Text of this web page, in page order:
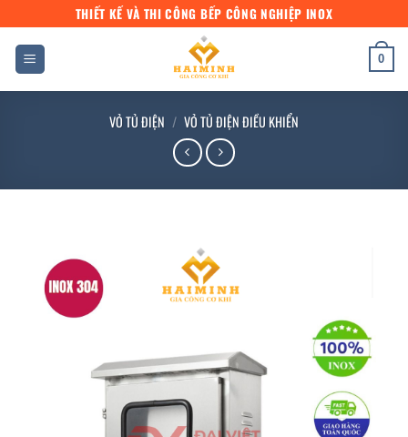
qua
dung
THIẾT KẾ VÀ THI CÔNG BẾP CÔNG NGHIỆP INOX
0
VỎ TỦ ĐIỆN / VỎ TỦ ĐIỆN ĐIỀU KHIỂN